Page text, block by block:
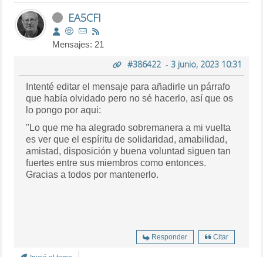
EA5CFI
Mensajes: 21
#386422- 3 junio, 2023 10:31
Intenté editar el mensaje para añadirle un párrafo
que había olvidado pero no sé hacerlo, así que os
lo pongo por aqui:
"Lo que me ha alegrado sobremanera a mi vuelta
es ver que el espíritu de solidaridad, amabilidad,
amistad, disposición y buena voluntad siguen tan
fuertes entre sus miembros como entonces.
Gracias a todos por mantenerlo.
Responder Citar